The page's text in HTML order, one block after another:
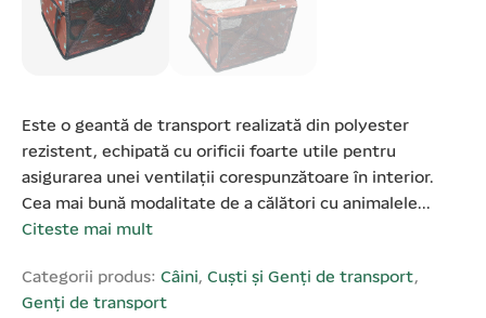
Este o geantă de transport realizată din polyester
rezistent, echipată cu orificii foarte utile pentru
asigurarea unei ventilații corespunzătoare în interior.
Cea mai bună modalitate de a călători cu animalele...
Citeste mai mult
Categorii produs: Câini, Cuști și Genți de transport,
Genți de transport